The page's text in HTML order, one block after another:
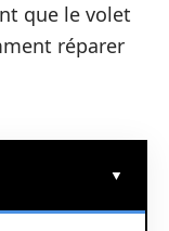
que le volet
réparer